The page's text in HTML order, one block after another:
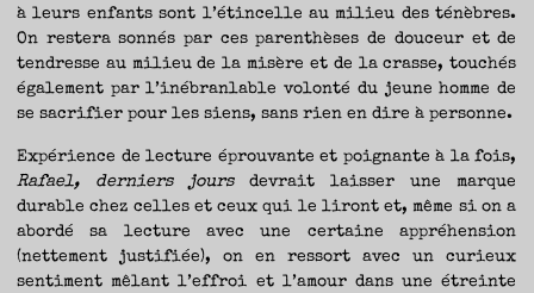
à leurs enfants sont l’étincelle au milieu des ténèbres.
On restera sonnés par ces parenthèses de douceur et de
tendresse au milieu de la misère et de la crasse, touchés
également par l’inébranlable volonté du jeune homme de
se sacrifier pour les siens, sans rien en dire à personne.
Expérience de lecture éprouvante et poignante à la fois,
Rafael, derniers joursdevrait laisser une marque
durable chez celles et ceux qui le liront et, même si on a
abordé sa lecture avec une certaine appréhension
(nettement justifiée), on en ressort avec un curieux
sentiment mêlant l’effroi et l’amour dans une étreinte